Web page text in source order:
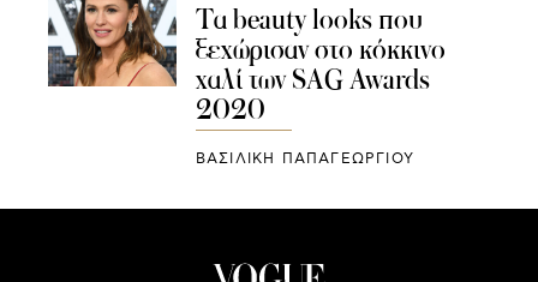
Τα beauty looks που
ξεχώρισαν στο κόκκινο
χαλί των SAG Awards
2020
ΒΑΣΙΛΙΚΗ ΠΑΠΑΓΕΩΡΓΙΟΥ